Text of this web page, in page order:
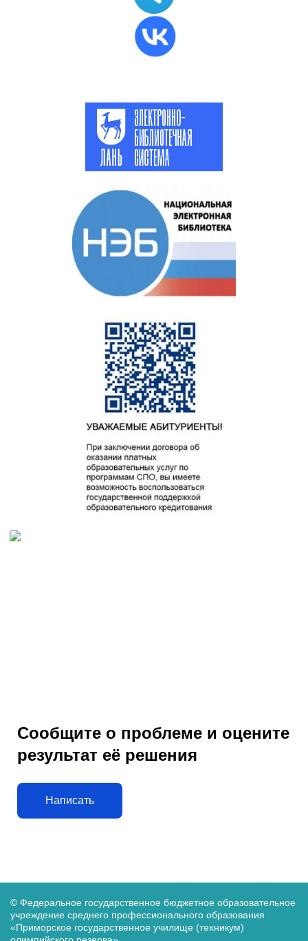
Сообщите о проблеме и оцените
результат её решения
Написать
© Федеральное государственное бюджетное образовательное
учреждение среднего профессионального образования
«Приморское государственное училище (техникум)